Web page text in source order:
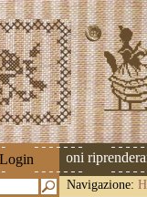
Login
Navigazione: